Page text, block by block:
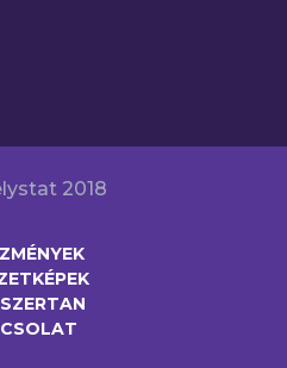
2018